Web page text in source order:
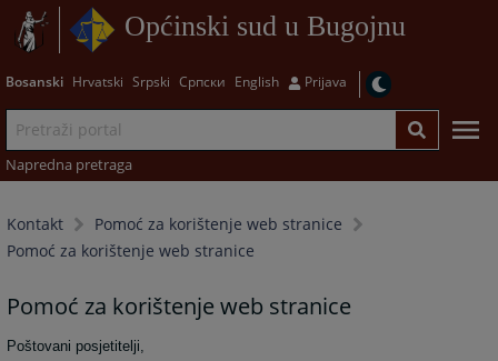
Općinski sud u Bugojnu
Bosanski Hrvatski Srpski Српски English Prijava
Napredna pretraga
Kontakt
Pomoć za korištenje web stranice
Pomoć za korištenje web stranice
Pomoć za korištenje web stranice
Poštovani posjetitelji,